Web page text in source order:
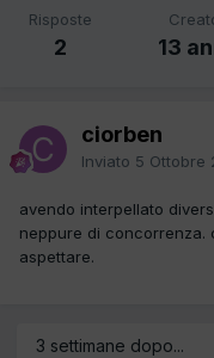
Risposte
2 13
ciorben
Inviato 5 Ottobre
avendo interpellato
neppure di concorrenza.
aspettare.
3 settimane dopo...